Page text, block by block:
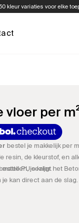
kleur variaties voor elke
vloer per
bestel je makkelijk per
resin, de kleurstof, en
PU sealer.
je krijgt het
kan direct aan de slag.